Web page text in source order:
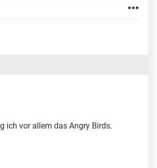
ich vor allem das Angry Birds.